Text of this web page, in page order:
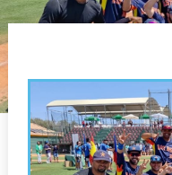
Valencia en deporte